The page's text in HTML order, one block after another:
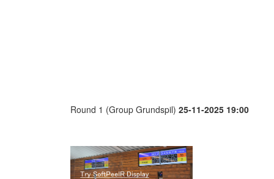
Round 1 (Group Grundspil) 25-11-2025 19:00